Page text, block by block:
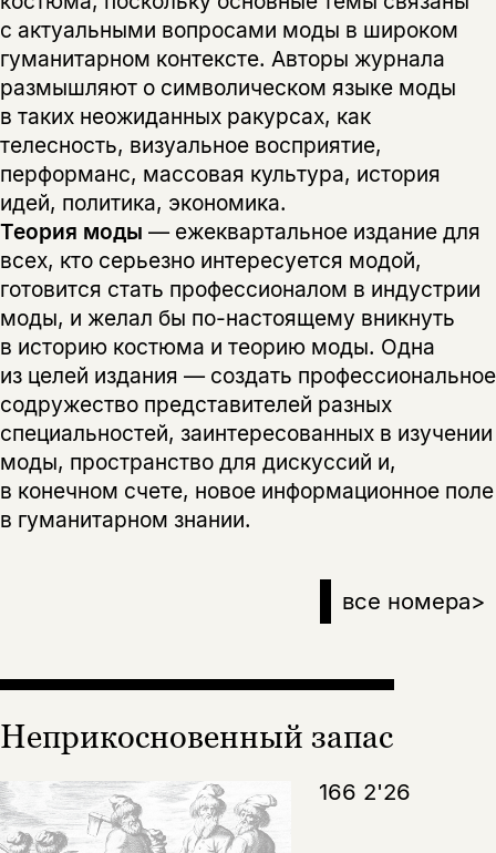
с актуальными вопросами моды в широком
гуманитарном контексте. Авторы журнала
размышляют о символическом языке моды
в таких неожиданных ракурсах, как
телесность, визуальное восприятие,
перформанс, массовая культура, история
идей, политика, экономика.
Теория моды — ежеквартальное издание для
всех, кто серьезно интересуется модой,
готовится стать профессионалом в индустрии
моды, и желал бы по-настоящему вникнуть
в историю костюма и теорию моды. Одна
из целей издания — создать профессиональное
содружество представителей разных
специальностей, заинтересованных в изучении
моды, пространство для дискуссий и,
в конечном счете, новое информационное поле
в гуманитарном знании.
все номера>
Неприкосновенный запас
166 2'26